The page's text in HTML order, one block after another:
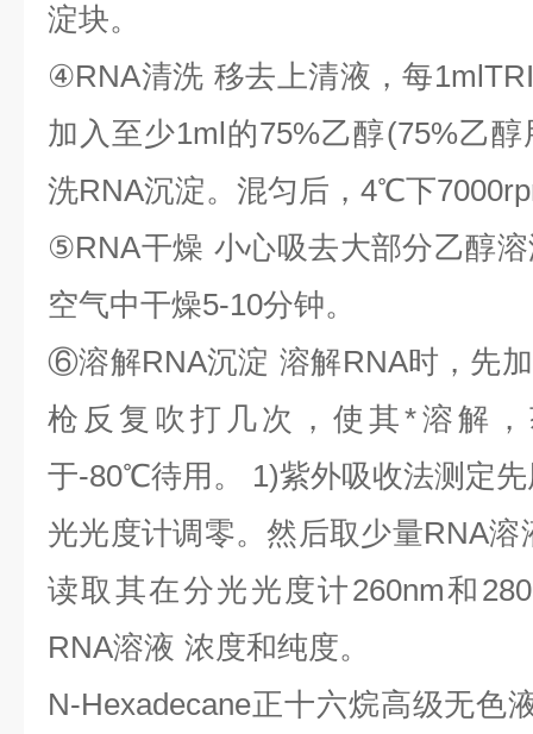
淀块。
④RNA清洗 移去上清液，每
加入至少1ml的75%乙醇(75%乙醇
洗RNA沉淀。混匀后， 4℃下
⑤RNA干燥 小心吸去大部分乙醇
空气中干燥5-10分钟。
⑥溶解RNA沉淀 溶解RNA时，先
枪反复吹打几次，使其*溶解
于-80℃待用。 1)紫外吸收法测定
光光度计调零。然后取少量RNA溶
读取其在分光光度计260nm和
RNA溶液 浓度和纯度。
N-Hexadecane正十六烷高级无色